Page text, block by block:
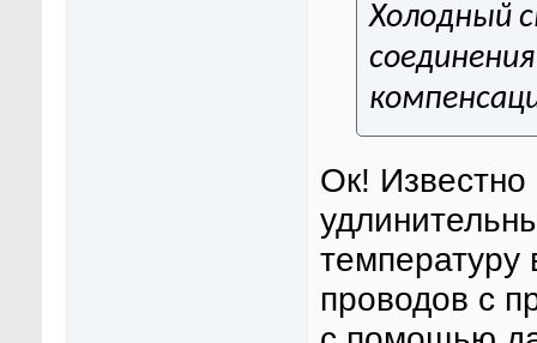
Холодный
Ок! Известно
температуру
проводов с